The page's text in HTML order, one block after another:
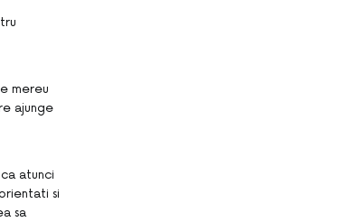
mereu
ajunge
atunci
si
sa